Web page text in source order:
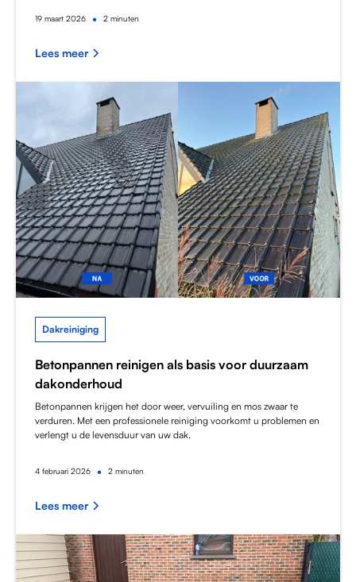
19 maart 2026 • 2 minuten
Lees meer
Dakreiniging
Betonpannen reinigen als basis voor duurzaam
dakonderhoud
Betonpannen krijgen het door weer, vervuiling en mos zwaar te
verduren. Met een professionele reiniging voorkomt u problemen en
verlengt u de levensduur van uw dak.
4 februari 2026 • 2 minuten
Lees meer